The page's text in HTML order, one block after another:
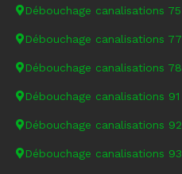
Débouchage canalisations 75
Débouchage canalisations 77
Débouchage canalisations 78
Débouchage canalisations 91
Débouchage canalisations 92
Débouchage canalisations 93